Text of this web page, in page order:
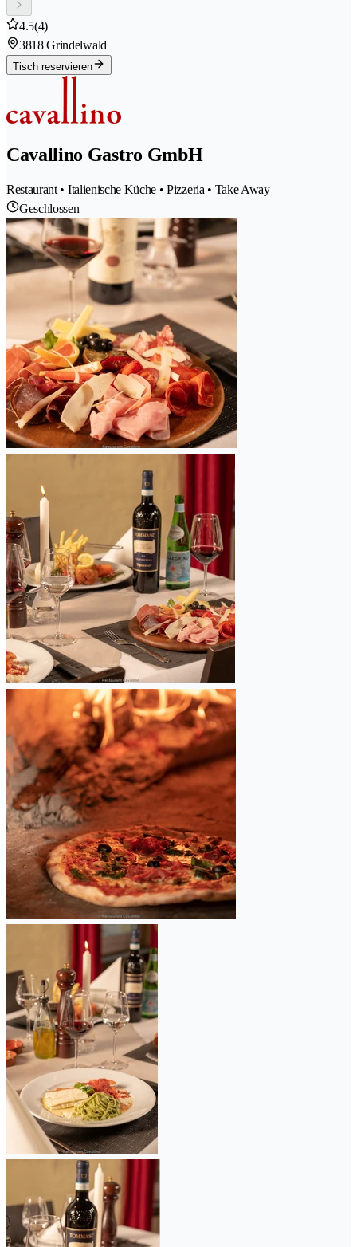
4.5(4)
3818 Grindelwald
Tisch reservieren
Cavallino Gastro GmbH
Restaurant • Italienische Küche • Pizzeria • Take Away
Geschlossen